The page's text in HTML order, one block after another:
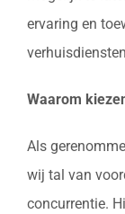
ervaring en
Waarom
Als
wij tal van
concurrentie.